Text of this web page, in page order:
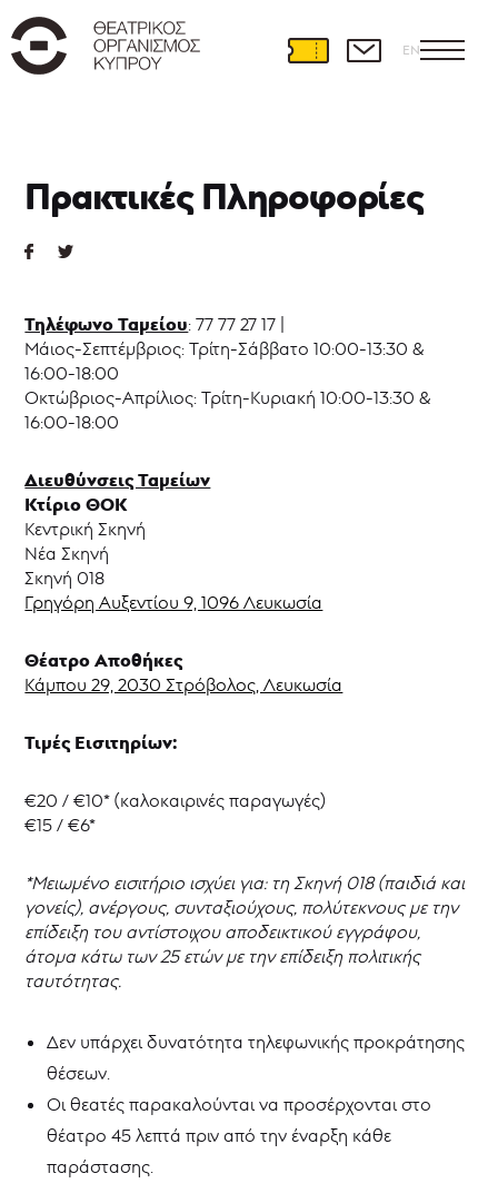
EN
Πρακτικές Πληροφορίες
Τηλέφωνο Ταμείου: 77 77 27 17 |
Μάιος-Σεπτέμβριος: Τρίτη-Σάββατο 10:00-13:30 &
16:00-18:00
Οκτώβριος-Απρίλιος: Τρίτη-Κυριακή 10:00-13:30 &
16:00-18:00
Διευθύνσεις Ταμείων
Κτίριο ΘΟΚ
Κεντρική Σκηνή
Νέα Σκηνή
Σκηνή 018
Γρηγόρη Αυξεντίου 9, 1096 Λευκωσία
Θέατρο Αποθήκες
Κάμπου 29, 2030 Στρόβολος, Λευκωσία
Τιμές Εισιτηρίων:
€20 / €10* (καλοκαιρινές παραγωγές)
€15 / €6*
*Μειωμένο εισιτήριο ισχύει για: τη Σκηνή 018 (παιδιά και
γονείς), ανέργους, συνταξιούχους, πολύτεκνους με την
επίδειξη του αντίστοιχου αποδεικτικού εγγράφου,
άτομα κάτω των 25 ετών με την επίδειξη πολιτικής
ταυτότητας.
Δεν υπάρχει δυνατότητα τηλεφωνικής προκράτησης
θέσεων.
Οι θεατές παρακαλούνται να προσέρχονται στο
θέατρο 45 λεπτά πριν από την έναρξη κάθε
παράστασης.
Ρεπερτόριο
2025-
Φιλοξενίες
Δράσεις
Εισιτήρια
Πρακτικές
Πληροφορίες
Aρχείο
Παραστάσεων
Αρχείο
Παράλληλων
Δράσεων
ΘΟΚ
Podcast
Ψηφιακές
Εκδόσεις
|
παραγωγές,
και
εκδηλώσεις